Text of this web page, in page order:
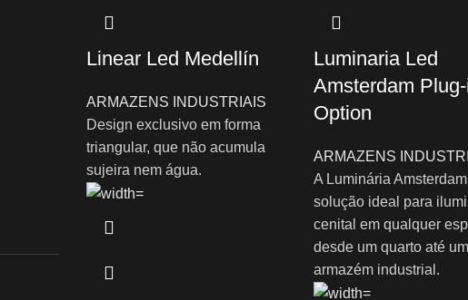
Linear Led Medellín
ARMAZENS INDUSTRIAIS
Design exclusivo em forma
triangular, que não acumula
sujeira nem água.
Luminaria Led
Amsterdam
Option
ARMAZENS
A Luminária
solução ideal para
cenital em qualquer
desde um quarto até um
armazém industrial.